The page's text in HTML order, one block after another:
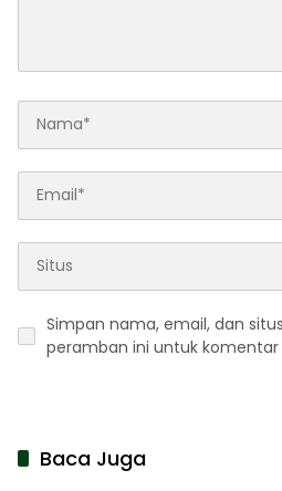
Simpan nama, email, dan
peramban ini untuk komentar
Baca Juga